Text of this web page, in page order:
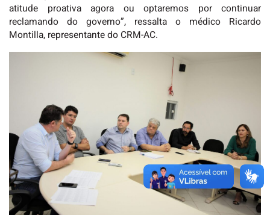
atitude proativa agora ou optaremos por continuar
reclamando do governo”, ressalta o médico Ricardo
Montilla, representante do CRM-AC.